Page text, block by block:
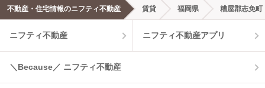
エアコンあり 都市ガス
温水洗浄便座 オートロック
コンロ2口以上
不動産・住宅情報のニフティ不動産 賃貸 福岡県 糟屋郡志免町
ニフティ不動産 ニフティ不動産アプリ
＼Because／ ニフティ不動産